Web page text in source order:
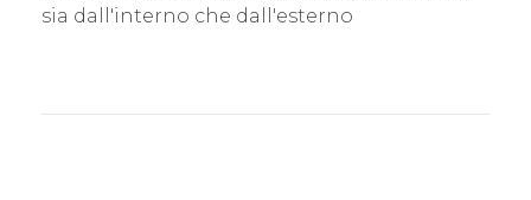
sia dall'interno che dall'esterno